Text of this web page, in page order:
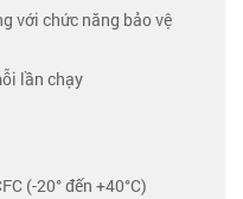
với chức năng bảo vệ
lần chạy
(-20° đến +40°C)